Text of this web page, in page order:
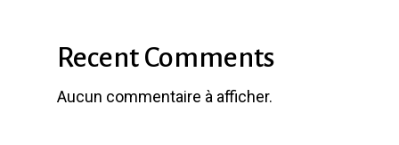
Recent Comments
Aucun commentaire à afficher.